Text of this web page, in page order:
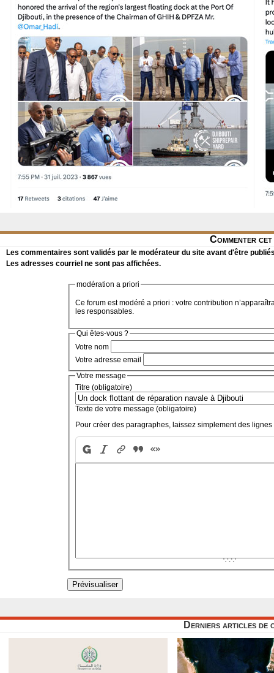
Commenter
Les commentaires sont validés par le modérateur du site avant d'être
Les adresses courriel ne sont pas affichées.
modération a priori
Ce forum est modéré a priori : votre contribution
les responsables.
Qui êtes-vous ?
Votre nom
Votre adresse email
Votre message
Titre (obligatoire)
Texte de votre message (obligatoire)
Pour créer des paragraphes, laissez simplement des lignes
Derniers articles de